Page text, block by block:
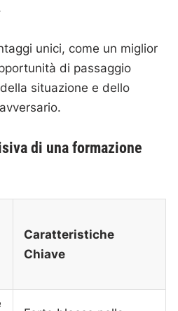
unici, come un miglior
di passaggio
situazione e dello
di una formazione
Caratteristiche
Chiave